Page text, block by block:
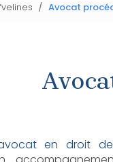
Avocat
en droit